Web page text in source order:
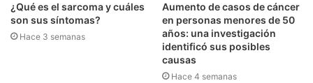
¿Qué es el sarcoma y cuáles
son sus síntomas?
Hace 3 semanas
Aumento de casos de cáncer
en personas menores de 50
años: una investigación
identificó sus posibles
causas
Hace 4 semanas